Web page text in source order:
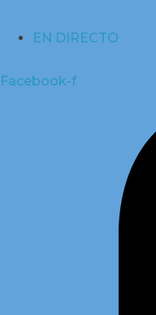
EN DIRECTO
Facebook-f